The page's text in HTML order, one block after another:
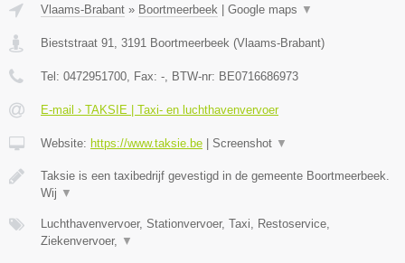
Vlaams-Brabant » Boortmeerbeek | Google maps ▼
Bieststraat 91 3191 Boortmeerbeek (Vlaams-Brabant)
Tel: 0472951700 , Fax: - , BTW-nr: BE0716686973
E-mail › TAKSIE | Taxi- en luchthavenvervoer
Website: https://www.taksie.be | Screenshot ▼
Taksie is een taxibedrijf gevestigd in de gemeente Boortmeerbeek.
Wij ▼
Luchthavenvervoer, Stationvervoer, Taxi, Restoservice,
Ziekenvervoer,
▼